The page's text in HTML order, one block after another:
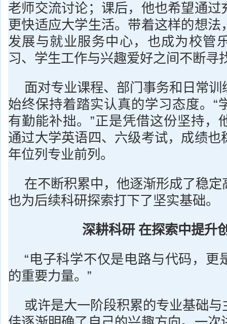
老师交流讨论；课后，他也希望通过
更快适应大学生活。带着这样的想法
发展与就业服务中心，也成为校管
习、学生工作与兴趣爱好之间不断寻
面对专业课程、部门事务和日常
始终保持着踏实认真的学习态度。“
有勤能补拙。”正是凭借这份坚持，
通过大学英语四、六级考试，成绩也
年位列专业前列。
在不断积累中，他逐渐形成了稳
也为后续科研探索打下了坚实基础。
深耕科研 在探索中提升
“电子科学不仅是电路与代码，更
的重要力量。”
或许是大一阶段积累的专业基础